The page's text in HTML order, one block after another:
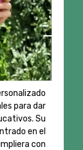
para dar
Su
en el
con